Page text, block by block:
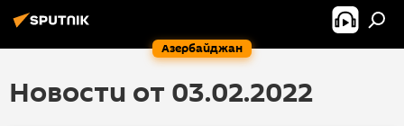
Азербайджан
Новости от 03.02.2022